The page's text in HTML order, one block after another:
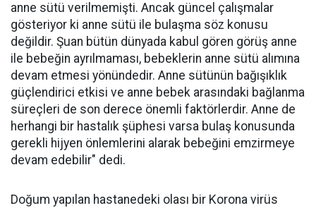
anne sütü verilmemişti. Ancak güncel çalışmalar
gösteriyor ki anne sütü ile bulaşma söz konusu
değildir. Şuan bütün dünyada kabul gören görüş anne
ile bebeğin ayrılmaması, bebeklerin anne sütü alımına
devam etmesi yönündedir. Anne sütünün bağışıklık
güçlendirici etkisi ve anne bebek arasındaki bağlanma
süreçleri de son derece önemli faktörlerdir. Anne de
herhangi bir hastalık şüphesi varsa bulaş konusunda
gerekli hijyen önlemlerini alarak bebeğini emzirmeye
devam edebilir" dedi.
Doğum yapılan hastanedeki olası bir Korona virüs